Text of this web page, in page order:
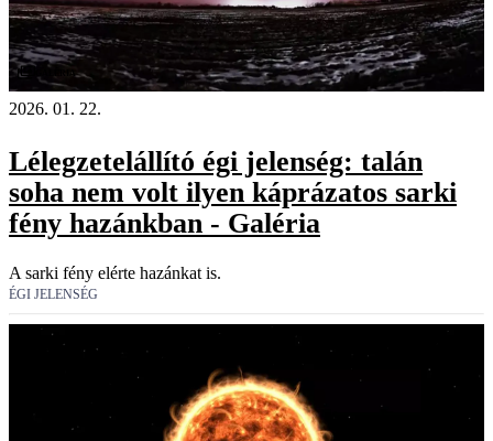
Galéria
2026. 01. 22.
Lélegzetelállító égi jelenség: talán
soha nem volt ilyen káprázatos sarki
fény hazánkban - Galéria
A sarki fény elérte hazánkat is.
ÉGI JELENSÉG